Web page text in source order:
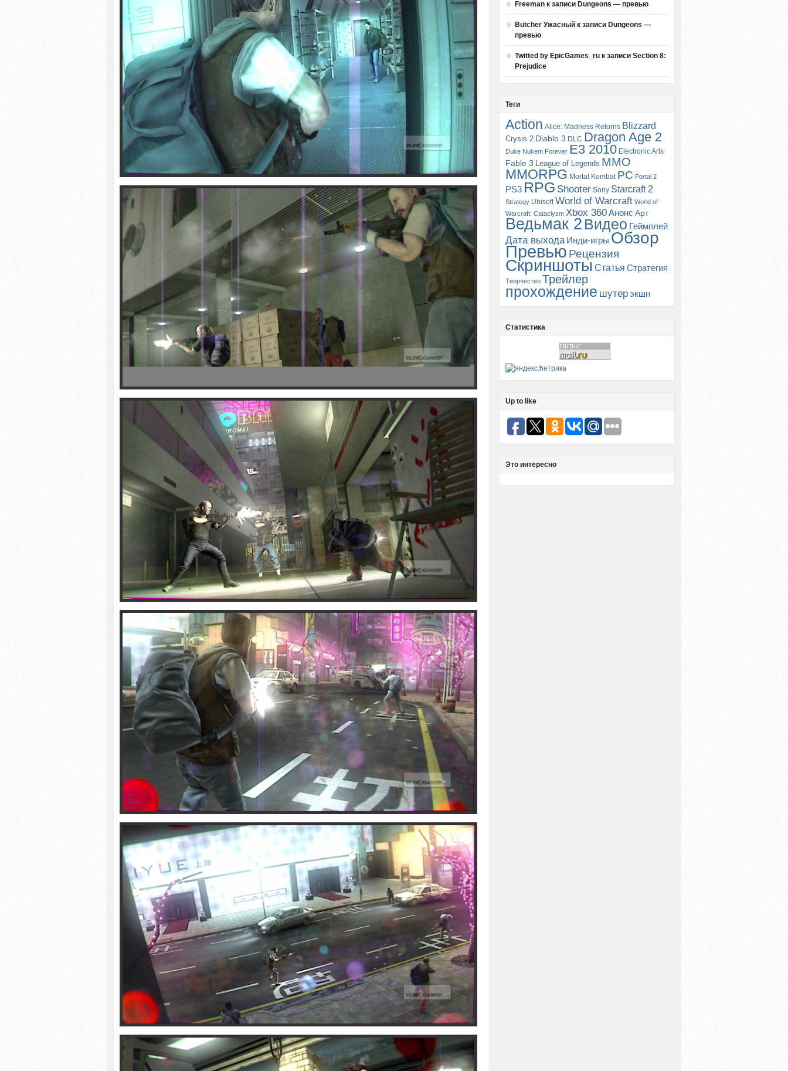
Freeman к записи Dungeons — превью
Butcher Ужасный к записи Dungeons —
превью
Twitted by EpicGames_ru к записи Section 8:
Prejudice
Теги
Action Alice: Madness Returns Blizzard
Crysis 2 Diablo 3 DLC Dragon Age 2
Duke Nukem Forever E3 2010 Electronic Arts
Fable 3 League of Legends MMO
MMORPG Mortal Kombat PC Portal 2
PS3 RPG Shooter Sony Starcraft 2
Strategy Ubisoft World of Warcraft World of
Warcraft: Cataclysm Xbox 360Анонс Арт
Ведьмак 2 Видео Геймплей
Дата выхода Инди-игры Обзор
Превью Рецензия
Скриншоты Статья Стратегия
Творчество Трейлер
прохождение шутерэкшн
Статистика
Up to like
Это интересно